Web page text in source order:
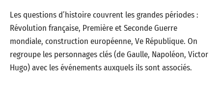
Les questions d’histoire couvrent les grandes périodes :
Révolution française, Première et Seconde Guerre
mondiale, construction européenne, Ve République. On
regroupe les personnages clés (de Gaulle, Napoléon, Victor
Hugo) avec les événements auxquels ils sont associés.